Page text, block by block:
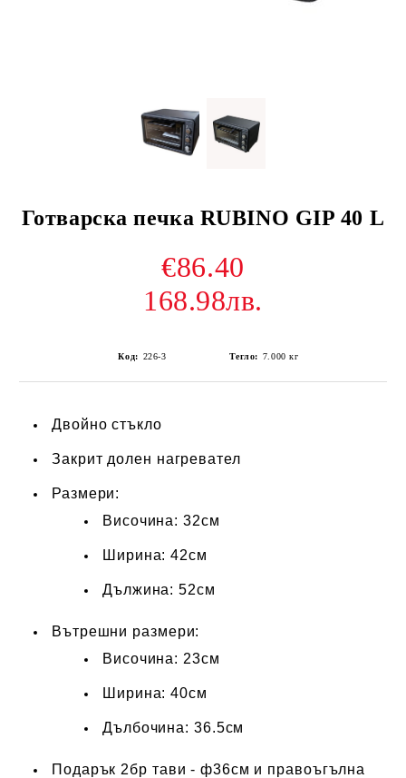
Готварска печка RUBINO GIP 40 L
€86.40
168.98лв.
Код: 226-3 Тегло: 7.000 кг
Двойно стъкло
Закрит долен нагревател
Размери:
Височина: 32см
Ширина: 42см
Дължина: 52см
Вътрешни размери:
Височина: 23см
Ширина: 40см
Дълбочина: 36.5см
Подарък 2бр тави - ф36см и правоъгълна